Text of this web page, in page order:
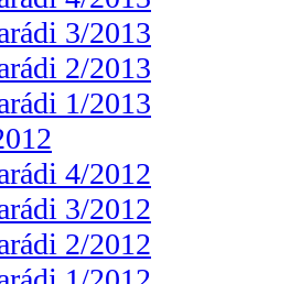
3/2013
2/2013
1/2013
4/2012
3/2012
2/2012